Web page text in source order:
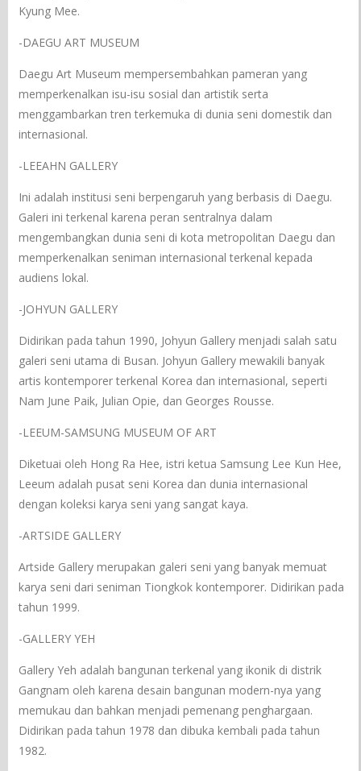
Kyung Mee.
-DAEGU ART MUSEUM
Daegu Art Museum mempersembahkan pameran yang
memperkenalkan isu-isu sosial dan artistik serta
menggambarkan tren terkemuka di dunia seni domestik dan
internasional.
-LEEAHN GALLERY
Ini adalah institusi seni berpengaruh yang berbasis di Daegu.
Galeri ini terkenal karena peran sentralnya dalam
mengembangkan dunia seni di kota metropolitan Daegu dan
memperkenalkan seniman internasional terkenal kepada
audiens lokal.
-JOHYUN GALLERY
Didirikan pada tahun 1990, Johyun Gallery menjadi salah satu
galeri seni utama di Busan. Johyun Gallery mewakili banyak
artis kontemporer terkenal Korea dan internasional, seperti
Nam June Paik, Julian Opie, dan Georges Rousse.
-LEEUM-SAMSUNG MUSEUM OF ART
Diketuai oleh Hong Ra Hee, istri ketua Samsung Lee Kun Hee,
Leeum adalah pusat seni Korea dan dunia internasional
dengan koleksi karya seni yang sangat kaya.
-ARTSIDE GALLERY
Artside Gallery merupakan galeri seni yang banyak memuat
karya seni dari seniman Tiongkok kontemporer. Didirikan pada
tahun 1999.
-GALLERY YEH
Gallery Yeh adalah bangunan terkenal yang ikonik di distrik
Gangnam oleh karena desain bangunan modern-nya yang
memukau dan bahkan menjadi pemenang penghargaan.
Didirikan pada tahun 1978 dan dibuka kembali pada tahun
1982.